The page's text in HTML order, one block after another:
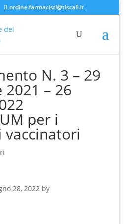
ordine.farmacisti@tiscali.it
N. 3 – 29
– 26
per i
vaccinatori
28, 2022 by